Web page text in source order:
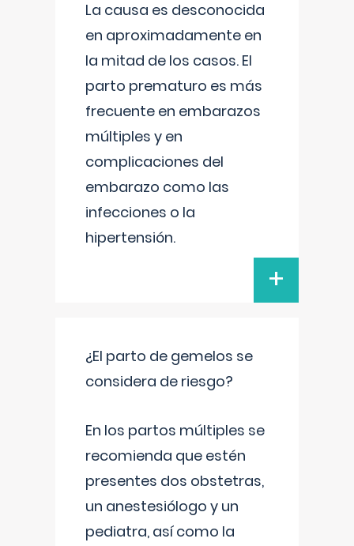
La causa es desconocida
en aproximadamente en
la mitad de los casos. El
parto prematuro es más
frecuente en embarazos
múltiples y en
complicaciones del
embarazo como las
infecciones o la
hipertensión.
+
¿El parto de gemelos se
considera de riesgo?
En los partos múltiples se
recomienda que estén
presentes dos obstetras,
un anestesiólogo y un
pediatra, así como la